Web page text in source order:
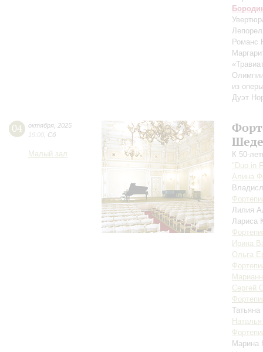
Романс
из
Дуэт
04 октября 2025
19:00 Сб
Малый зал
К 50-
"Duo in
Алина
Лилия
Лариса
Ирина
Ольга
Сергей
Марина